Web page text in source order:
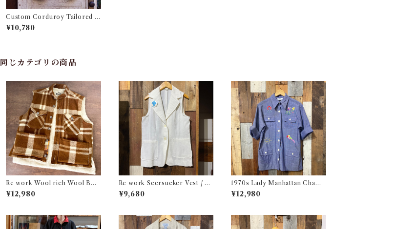
Custom Corduroy Tailored Ja
cket / カスタム コーデュロイ テ
ーラード ジャケット 古着
¥10,780
同じカテゴリの商品
Re work Wool rich Wool Boa
Vest / リワーク ウールリッチ ウ
ール ボア ベスト 古着
¥12,980
Re work Seersucker Vest / リ
ワーク シアサッカー ベスト 古着
¥9,680
1970s Lady Manhattan Chamb
ray Shirt Jacket / 70年代 レデ
ィー マンハッタン シャツ ジャケ
¥12,980